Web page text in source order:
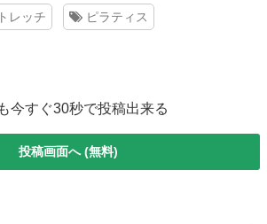
レッチ ピラティス
今すぐ30秒で投稿出来る
投稿画面へ (無料)